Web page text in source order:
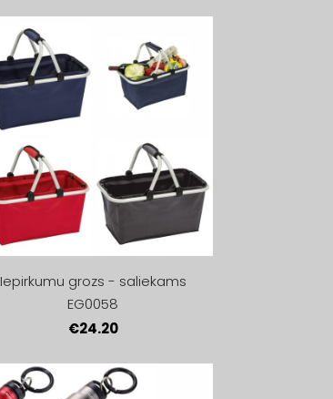
Iepirkumu grozs - saliekams
EG0058
€24.20